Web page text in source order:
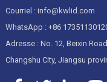
Courriel : info@kwlid.com
WhatsApp : +86
Adresse : No. 12, Beixin
Changshu City, Jiangsu